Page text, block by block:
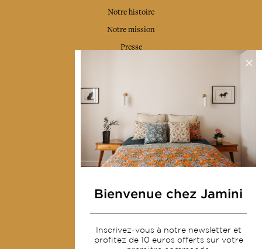
Notre histoire
Notre mission
Presse
Collections
Déco & Linge de maison
Linge de table
Sacs & pochettes
Services
Livraison & retour
Bienvenue chez Jamini
Inscrivez-vous à notre newsletter et
profitez de 10 euros offerts sur votre